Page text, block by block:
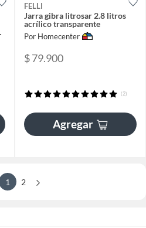
FELLI
Jarra gibra litrosar 2.8 litros
acrílico transparente
Por Homecenter
$ 79.900
(2)
Agregar
1 2